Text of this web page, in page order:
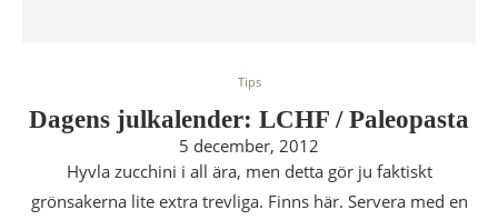
Tips
Dagens julkalender: LCHF / Paleopasta
5 december, 2012
Hyvla zucchini i all ära, men detta gör ju faktiskt
grönsakerna lite extra trevliga. Finns här. Servera med en